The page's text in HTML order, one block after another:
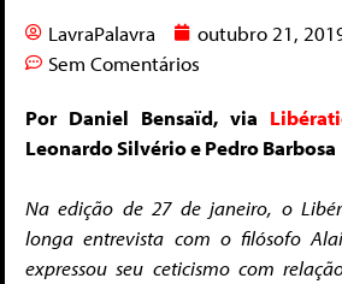
LavraPalavra
outubro 21,
Sem Comentários
Por Daniel Bensaïd, via
Leonardo Silvério e Pedro Barbosa
Na edição de 27 de janeiro, o
longa entrevista com o filósofo
expressou seu ceticismo com